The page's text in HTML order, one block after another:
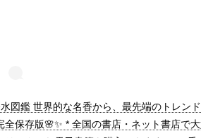
図鑑 世界的な名香から、最先端のトレン
全保存版🌸✨ * 全国の書店・ネット書店で